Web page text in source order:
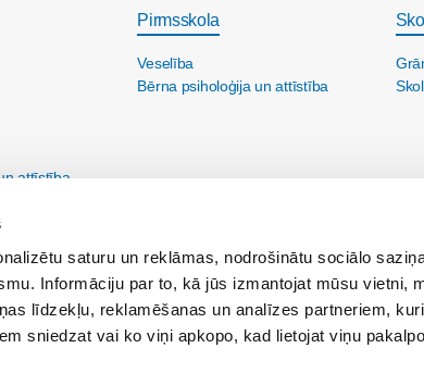
saturu un reklāmas, nodrošinātu sociālo
Informāciju par to, kā jūs izmantojat mūsu vietni,
līdzekļu, reklamēšanas un analīzes partneriem,
sniedzat vai ko viņi apkopo, kad lietojat viņu
attīstība
Pirmsskola
Veselība
Bērna psiholoģija un attīstība